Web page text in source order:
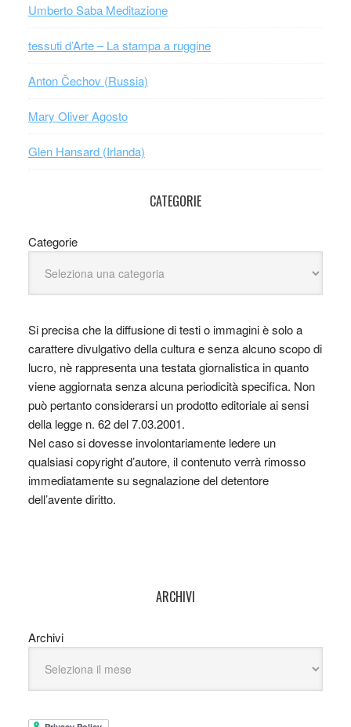
Umberto Saba Meditazione
tessuti d’Arte – La stampa a ruggine
Anton Čechov (Russia)
Mary Oliver Agosto
Glen Hansard (Irlanda)
CATEGORIE
Categorie
Si precisa che la diffusione di testi o immagini è solo a
carattere divulgativo della cultura e senza alcuno scopo di
lucro, nè rappresenta una testata giornalistica in quanto
viene aggiornata senza alcuna periodicità specifica. Non
può pertanto considerarsi un prodotto editoriale ai sensi
della legge n. 62 del 7.03.2001.
Nel caso si dovesse involontariamente ledere un
qualsiasi copyright d’autore, il contenuto verrà rimosso
immediatamente su segnalazione del detentore
dell’avente diritto.
ARCHIVI
Archivi